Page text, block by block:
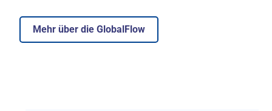
Mehr über die GlobalFlow